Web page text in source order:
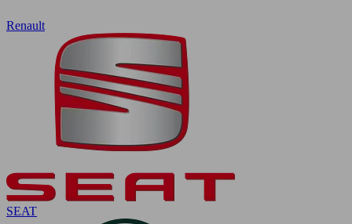
Renault
SEAT